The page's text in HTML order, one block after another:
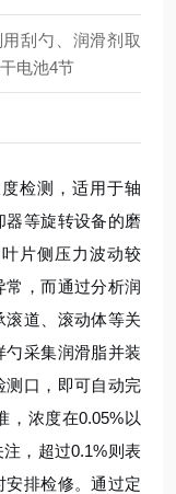
刮勺、润滑剂取
电池4节
检测，适用于轴
等旋转设备的磨
片侧压力波动较
常，而通过分析润
道、滚动体等关
采集润滑脂并装
测口，即可自动完
，浓度在0.05%以
，超过0.1%则表
安排检修。通过定